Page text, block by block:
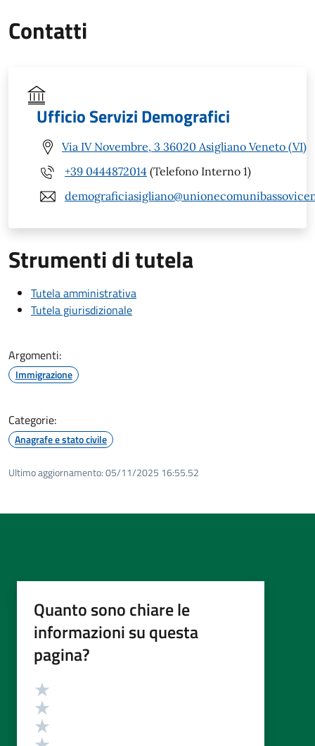
Contatti
Ufficio Servizi Demografici
Via IV Novembre, 3 36020 Asigliano Veneto (VI)
+39 0444872014 (Telefono Interno 1)
Strumenti di tutela
Tutela amministrativa
Tutela giurisdizionale
Argomenti:
Immigrazione
Categorie:
Anagrafe e stato civile
Ultimo aggiornamento:05/11/2025 16:55.52
Quanto sono chiare le
informazioni su questa
pagina?
Valutazione